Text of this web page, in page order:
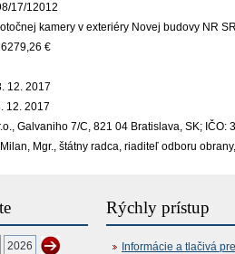
17/12012
kamery v exteriéry Novej budovy NR
6279,26 €
12. 2017
12. 2017
Galvaniho 7/C, 821 04 Bratislava, SK; IČO:
Mgr., štátny radca, riaditeľ odboru
Rýchly prístup
Informácie a tlačivá